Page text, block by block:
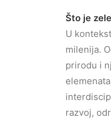
Što je
U
milenija.
prirodu i
razvoj,